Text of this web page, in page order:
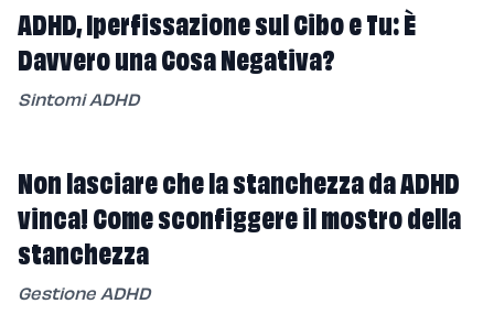
ADHD, Iperfissazione sul Cibo e Tu: È
Davvero una Cosa Negativa?
Sintomi ADHD
Non lasciare che la stanchezza da ADHD
vinca! Come sconfiggere il mostro della
stanchezza
Gestione ADHD